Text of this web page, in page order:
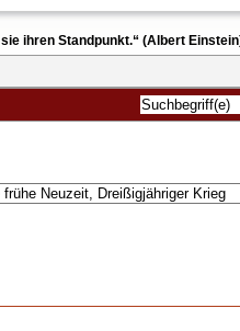
ihren Standpunkt.“ (Albert